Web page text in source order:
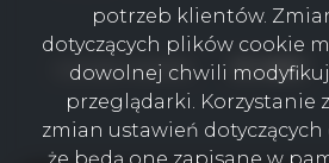
social media Facebook
potrzeb klientów.
dotyczących plików cookie
dowolnej chwili
przeglądarki. Korzystanie
zmian ustawień dotyczących
że będą one zapisane w